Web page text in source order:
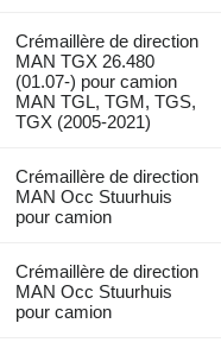
Crémaillère de direction
MAN TGX 26.480
(01.07-) pour camion
MAN TGL, TGM, TGS,
TGX (2005-2021)
Crémaillère de direction
MAN Occ Stuurhuis
pour camion
Crémaillère de direction
MAN Occ Stuurhuis
pour camion